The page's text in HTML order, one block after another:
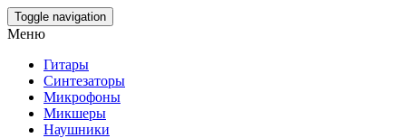
Skip
to
content
Toggle navigation
Меню
Гитары
Синтезаторы
Микрофоны
Микшеры
Наушники